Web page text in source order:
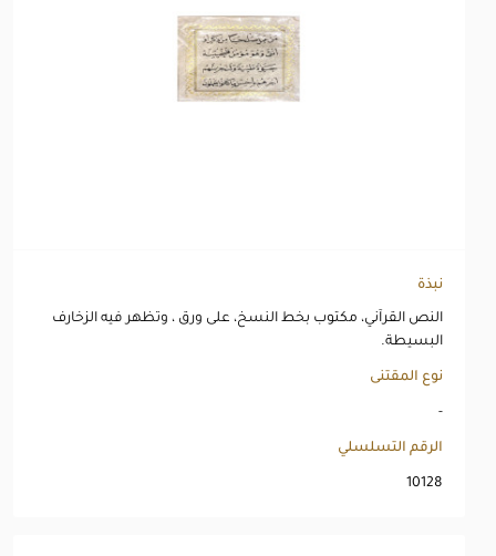
نبذة
النص القرآني، مكتوب بخط النسخ، على ورق ، وتظهر فيه الزخارف
البسيطة.
نوع المقتنى
-
الرقم التسلسلي
10128